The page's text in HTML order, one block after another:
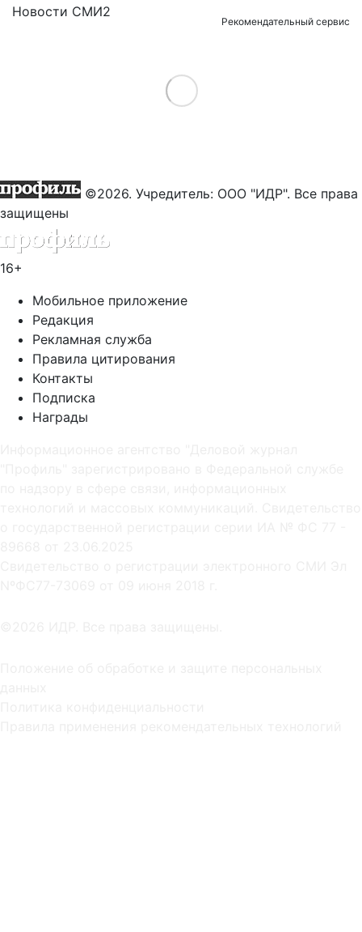
Новости СМИ2
Рекомендательный сервис
Load More
©2026. Учредитель: ООО "ИДР". Все права
защищены
16+
Мобильное приложение
Редакция
Рекламная служба
Правила цитирования
Контакты
Подписка
Награды